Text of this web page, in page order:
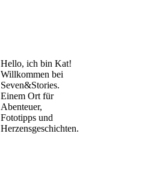
Hello, ich bin Kat!
Willkommen bei
Seven&Stories.
Einem Ort für
Abenteuer,
Fototipps und
Herzensgeschichten.